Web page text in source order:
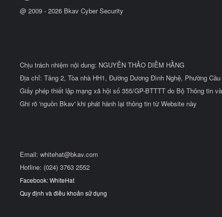
@ 2009 - 2026 Bkav Cyber Security
Chịu trách nhiệm nội dung: NGUYỄN THẢO DIỄM HẰNG
Địa chỉ: Tầng 2, Tòa nhà HH1, Đường Dương Đình Nghệ, Phường
Giấy phép thiết lập mạng xã hội số 355/GP-BTTTT do Bộ Thông tin
Ghi rõ 'nguồn Bkav' khi phát hành lại thông tin từ Website này
Email: whitehat@bkav.com
Hotline: (024) 3763 2552
Facebook: WhiteHat
Quy định và điều khoản sử dụng